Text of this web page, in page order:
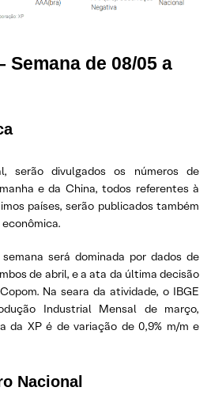
Semana de 08/05 a
serão divulgados os números de
e da China, todos referentes à
países, serão publicados também
será dominada por dados de
de abril, e a ata da última decisão
Na seara da atividade, o IBGE
Industrial Mensal de março,
da XP é de variação de 0,9% m/m e
Nacional